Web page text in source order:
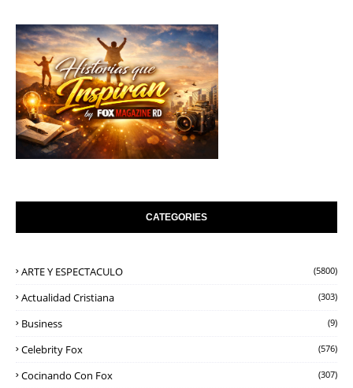
CATEGORIES
ARTE Y ESPECTACULO (5800)
Actualidad Cristiana (303)
Business (9)
Celebrity Fox (576)
Cocinando Con Fox (307)